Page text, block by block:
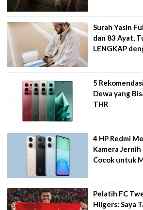
Surah Yasin
dan 83 Ayat,
LENGKAP
5
Dewa yang
THR
4 HP Redmi
Kamera Jernih
Cocok untuk
Pelatih FC
Hilgers: Saya